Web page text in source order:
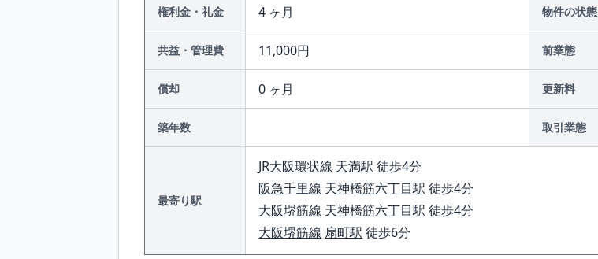
権利金・礼金 4 ヶ月 物件の状態
共益・管理費 11,000円 前業態
償却 0 ヶ月 更新料
築年数 取引業態
最寄り駅
JR大阪環状線 天満駅 徒歩4分
阪急千里線 天神橋筋六丁目駅 徒歩4分
大阪堺筋線 天神橋筋六丁目駅 徒歩4分
大阪堺筋線 扇町駅 徒歩6分